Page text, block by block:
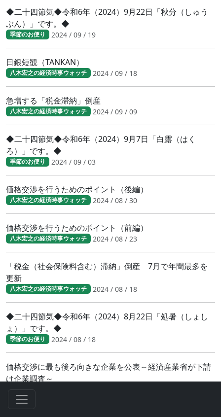
◆二十四節気◆令和6年（2024）9月22日「秋分（しゅう
ぶん）」です。◆
季節のお便り 2024 / 09 / 19
日銀短観（TANKAN）
八木宏之の経済時事ウォッチ 2024 / 09 / 18
急増する「税金滞納」倒産
八木宏之の経済時事ウォッチ 2024 / 09 / 09
◆二十四節気◆令和6年（2024）9月7日「白露（はく
ろ）」です。◆
季節のお便り 2024 / 09 / 03
価格交渉を行うためのポイント（後編）
八木宏之の経済時事ウォッチ 2024 / 08 / 30
価格交渉を行うためのポイント（前編）
八木宏之の経済時事ウォッチ 2024 / 08 / 23
「税金（社会保険料含む）滞納」倒産 7月で年間最多を
更新
八木宏之の経済時事ウォッチ 2024 / 08 / 18
◆二十四節気◆令和6年（2024）8月22日「処暑（しょし
ょ）」です。◆
季節のお便り 2024 / 08 / 18
価格交渉に最も後ろ向きな企業を公表～経済産業省が下請
け企業調査～